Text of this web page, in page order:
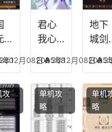
附加
五雷
英雄
版哪
个组
合平
年12月08日 368
君心
我心
宫攻
略，
君心
我心
剧情
2025年12月08日
地下
城剑
能加
点
图，
地下
城剑
2025
攻
单机攻
略
单机
略